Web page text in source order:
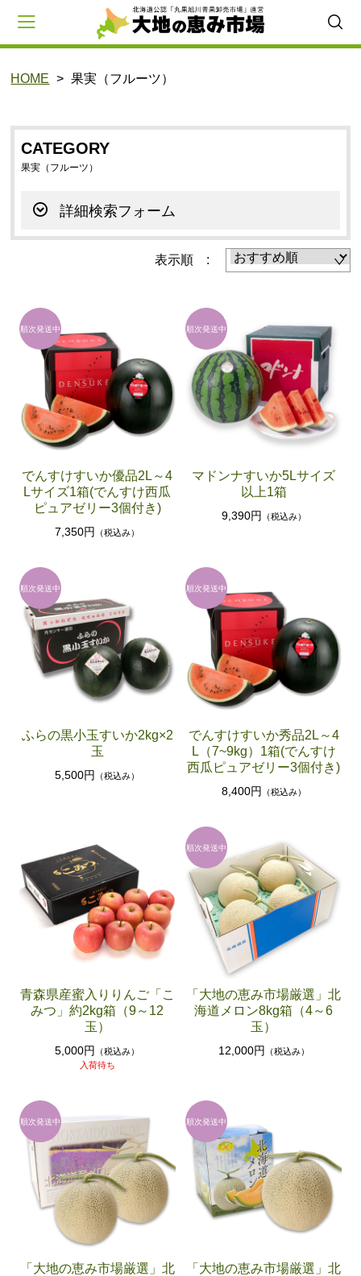
会員登録 マイページ
CAMPAIGN
商品一覧
CATEGORY
野菜
たまねぎ
かぼちゃ
グリーンアスパラ
セット・その他
果実（フルーツ）
スイカ
メロン
セット・その他
HOME 果実（フルーツ）
CATEGORY
果実（フルーツ）
詳細検索フォーム
表示順 :
でんすけすいか優品2L～4
Lサイズ1箱(でんすけ西瓜
ピュアゼリー3個付き)
7,350円 （税込み）
マドンナすいか5Lサイズ
以上1箱
9,390円 （税込み）
ふらの黒小玉すいか2kg×2
玉
5,500円 （税込み）
でんすけすいか秀品2L～4
L（7~9kg）1箱(でんすけ
西瓜ピュアゼリー3個付き)
8,400円 （税込み）
青森県産蜜入りりんご「こ
みつ」約2kg箱（9～12
玉）
5,000円
（税込み）
入荷待ち
「大地の恵み市場厳選」北
海道メロン8kg箱（4～6
玉）
12,000円 （税込み）
「大地の恵み市場厳選」北
「大地の恵み市場厳選」北